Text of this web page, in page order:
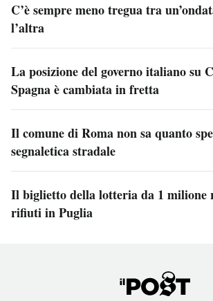
C’è sempre meno tregua tra
l’altra
La posizione del governo italiano su
Spagna è cambiata in fretta
Il comune di Roma non sa quanto
segnaletica stradale
Il biglietto della lotteria da 1 milione
rifiuti in Puglia